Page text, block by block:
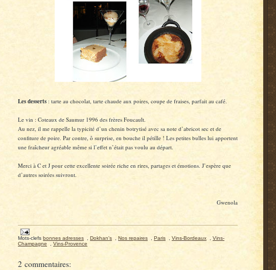
Les desserts : tarte au chocolat, tarte chaude aux poires, coupe de fraises, parfait au café.
Le vin : Coteaux de Saumur 1996 des frères Foucault.
Au nez, il me rappelle la typicité d’un chenin botrytisé avec sa note d’abricot sec et de
confiture de poire. Par contre, ô surprise, en bouche il pétille ! Les petites bulles lui apportent
une fraîcheur agréable même si l’effet n’était pas voulu au départ.
Merci à C et J pour cette excellente soirée riche en rires, partages et émotions. J’espère que
d’autres soirées suivront.
Gwenola
Mots-clefs bonnes adresses , Dokhan's , Nos repaires , Paris , Vins-Bordeaux , Vins-
Champagne
, Vins-Provence
2 commentaires: